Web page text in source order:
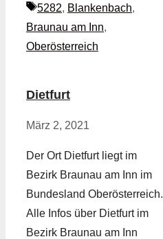
Schlagwörter
5282, Blankenbach,
Braunau am Inn,
Oberösterreich
Dietfurt
März 2, 2021
Der Ort Dietfurt liegt im
Bezirk Braunau am Inn im
Bundesland Oberösterreich.
Alle Infos über Dietfurt im
Bezirk Braunau am Inn